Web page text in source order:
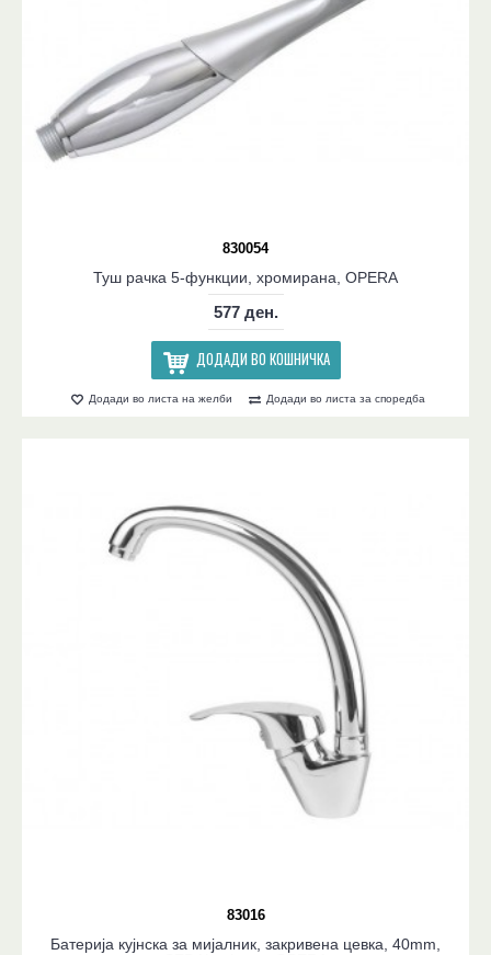
830054
Туш рачка 5-функции, хромирана, OPERA
577 ден.
ДОДАДИ ВО КОШНИЧКА
Додади во листа на желби Додади во листа за споредба
83016
Батерија кујнска за мијалник, закривена цевка, 40mm,